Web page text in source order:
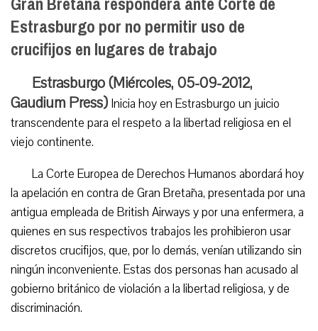
Estrasburgo por no permitir uso de
crucifijos en lugares de trabajo
Estrasburgo (Miércoles, 05-09-2012,
Gaudium Press) Inicia hoy en Estrasburgo un juicio
transcendente para el respeto a la libertad religiosa en el
viejo continente.
La Corte Europea de Derechos Humanos abordará hoy
la apelación en contra de Gran Bretaña, presentada por una
antigua empleada de British Airways y por una enfermera, a
quienes en sus respectivos trabajos les prohibieron usar
discretos crucifijos, que, por lo demás, venían utilizando sin
ningún inconveniente. Estas dos personas han acusado al
gobierno británico de violación a la libertad religiosa, y de
discriminación.